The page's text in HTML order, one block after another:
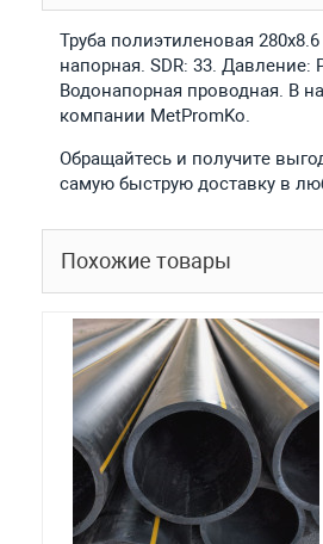
Труба полиэтиленовая
напорная. SDR: 33. Давление:
Водонапорная проводная. В
компании MetPromKo.
Обращайтесь и получите
самую быструю доставку в
Похожие товары